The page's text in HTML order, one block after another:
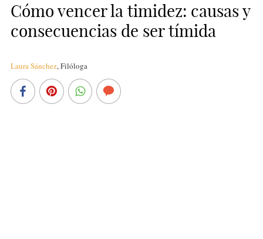
Cómo vencer la timidez: causas y
consecuencias de ser tímida
Laura Sánchez,Filóloga